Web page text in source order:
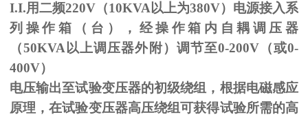
I.I.用二频220V （10KVA 以上为380V）电源接入系
列操作箱（台），经操作箱内自耦调压器
（50KVA 以上调压器外附）调节至0-200V（或0-
400V）
电压输出至试验变压器的初级绕组，根据电磁感应
原理，在试验变压器高压绕组可获得试验所需的高